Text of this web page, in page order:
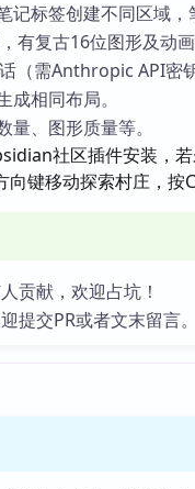
记标签创建不同区域，
有复古16位图形及动画
（需Anthropic API密钥
相同布局。
、图形质量等。
社区插件安装，
键移动探索村庄，按
贡献，欢迎占坑！
提交PR或者文末留言。